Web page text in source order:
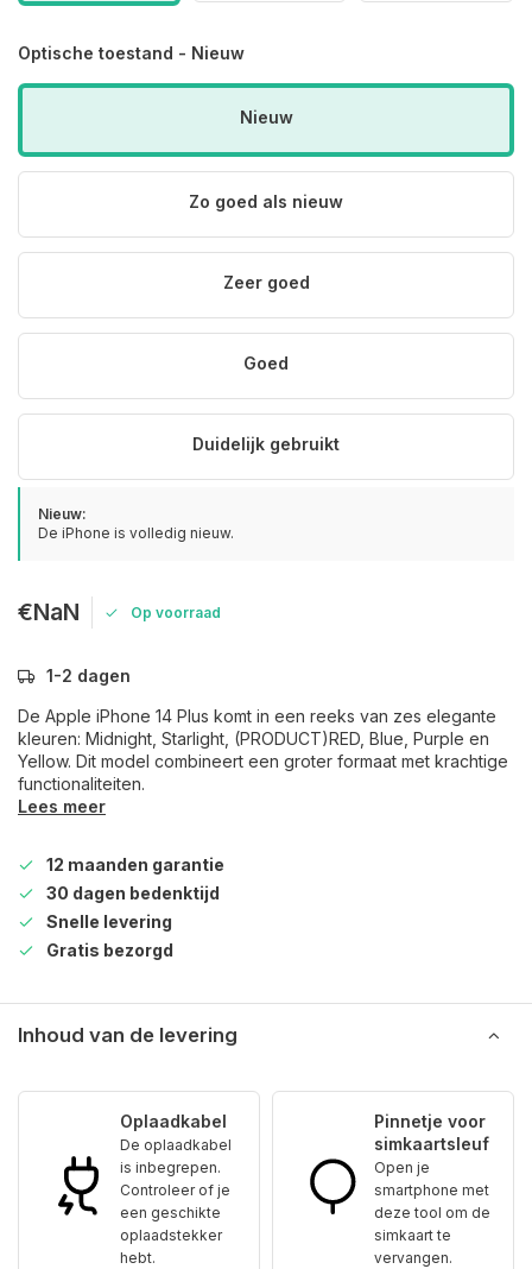
Optische toestand - Nieuw
Nieuw
Zo goed als nieuw
Zeer goed
Goed
Duidelijk gebruikt
Nieuw:
De iPhone is volledig nieuw.
€NaN Op voorraad
1-2 dagen
De Apple iPhone 14 Plus komt in een reeks van zes elegante
kleuren: Midnight, Starlight, (PRODUCT)RED, Blue, Purple en
Yellow. Dit model combineert een groter formaat met krachtige
functionaliteiten.
Lees meer
12 maanden garantie
30 dagen bedenktijd
Snelle levering
Gratis bezorgd
Inhoud van de levering
Oplaadkabel
De oplaadkabel
is inbegrepen.
Controleer of je
een geschikte
oplaadstekker
hebt.
Pinnetje voor
simkaartsleuf
Open je
smartphone met
deze tool om de
simkaart te
vervangen.